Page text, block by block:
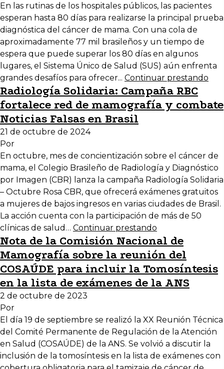
En las rutinas de los hospitales públicos, las pacientes
esperan hasta 80 días para realizarse la principal prueba
diagnóstica del cáncer de mama. Con una cola de
aproximadamente 77 mil brasileños y un tiempo de
espera que puede superar los 80 días en algunos
lugares, el Sistema Único de Salud (SUS) aún enfrenta
grandes desafíos para ofrecer... Continuar prestando
Radiología Solidaria: Campaña RBC
fortalece red de mamografía y combate
Noticias Falsas en Brasil
21 de octubre de 2024
Por
En octubre, mes de concientización sobre el cáncer de
mama, el Colegio Brasileño de Radiología y Diagnóstico
por Imagen (CBR) lanza la campaña Radiología Solidaria
– Octubre Rosa CBR, que ofrecerá exámenes gratuitos
a mujeres de bajos ingresos en varias ciudades de Brasil.
La acción cuenta con la participación de más de 50
clínicas de salud… Continuar prestando
Nota de la Comisión Nacional de
Mamografía sobre la reunión del
COSAÚDE para incluir la Tomosíntesis
en la lista de exámenes de la ANS
2 de octubre de 2023
Por
El día 19 de septiembre se realizó la XX Reunión Técnica
del Comité Permanente de Regulación de la Atención
en Salud (COSAÚDE) de la ANS. Se volvió a discutir la
inclusión de la tomosíntesis en la lista de exámenes con